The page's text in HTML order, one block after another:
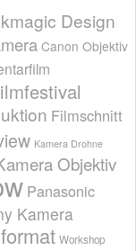
Design
Canon Objektiv
Filmschnitt
Kamera Drohne
Objektiv
Panasonic
Kamera
Workshop